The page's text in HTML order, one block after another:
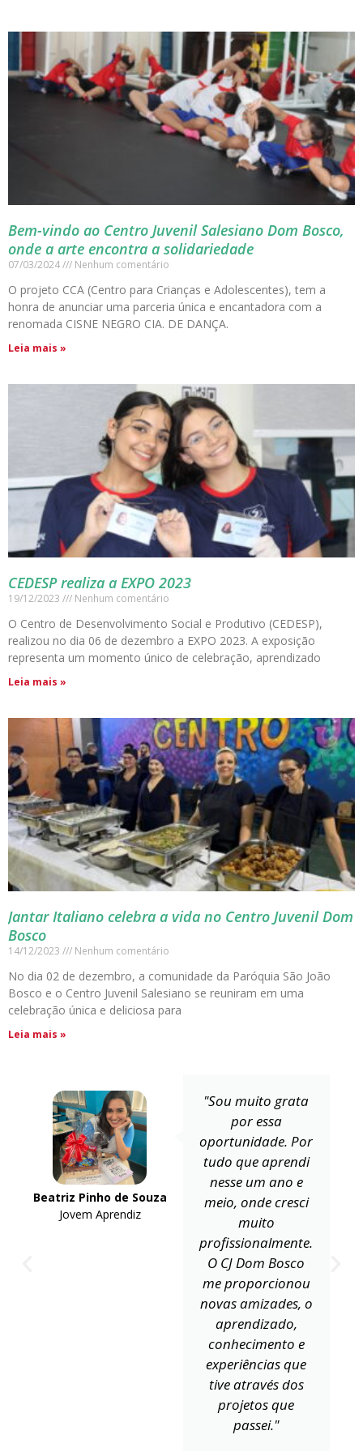
Bem-vindo ao Centro Juvenil Salesiano Dom Bosco,
onde a arte encontra a solidariedade
07/03/2024 Nenhum comentário
O projeto CCA (Centro para Crianças e Adolescentes), tem a
honra de anunciar uma parceria única e encantadora com a
renomada CISNE NEGRO CIA. DE DANÇA.
Leia mais »
CEDESP realiza a EXPO 2023
19/12/2023 Nenhum comentário
O Centro de Desenvolvimento Social e Produtivo (CEDESP),
realizou no dia 06 de dezembro a EXPO 2023. A exposição
representa um momento único de celebração, aprendizado
Leia mais »
Jantar Italiano celebra a vida no Centro Juvenil Dom
Bosco
14/12/2023 Nenhum comentário
No dia 02 de dezembro, a comunidade da Paróquia São João
Bosco e o Centro Juvenil Salesiano se reuniram em uma
celebração única e deliciosa para
Leia mais »
"Sou muito grata
por essa
oportunidade. Por
tudo que aprendi
nesse um ano e
meio, onde cresci
muito
profissionalmente.
O CJ Dom Bosco
me proporcionou
novas amizades, o
aprendizado,
conhecimento e
experiências que
tive através dos
projetos que
passei."
Beatriz Pinho de Souza
Jovem Aprendiz